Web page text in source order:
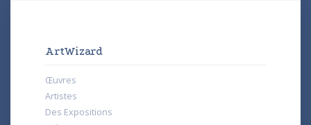
ArtWizard
Œuvres
Artistes
Des Expositions